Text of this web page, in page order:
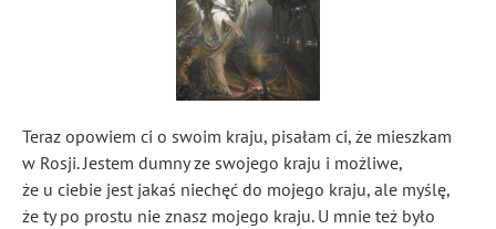
Teraz opowiem ci o swoim kraju, pisałam ci, że mieszkam
w Rosji. Jestem dumny ze swojego kraju i możliwe,
że u ciebie jest jakaś niechęć do mojego kraju, ale myślę,
że ty po prostu nie znasz mojego kraju. U mnie też było